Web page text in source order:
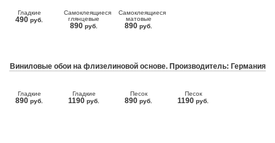
Гладкие
490 руб.
Самоклеящиеся
глянцевые
890 руб.
Самоклеящиеся
матовые
890 руб.
Виниловые обои на флизелиновой основе. Производитель: Германия
Гладкие
890 руб.
Гладкие
1190 руб.
Песок
890 руб.
Песок
1190 руб.